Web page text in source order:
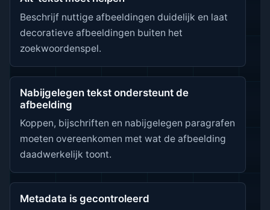
Beschrijf nuttige afbeeldingen duidelijk en laat
decoratieve afbeeldingen buiten het
zoekwoordenspel.
Nabijgelegen tekst ondersteunt de
afbeelding
Koppen, bijschriften en nabijgelegen paragrafen
moeten overeenkomen met wat de afbeelding
daadwerkelijk toont.
Metadata is gecontroleerd